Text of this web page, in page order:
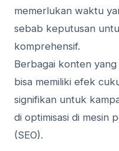
memerlukan waktu
sebab keputusan
komprehensif.
Berbagai konten
bisa memiliki efek
signifikan untuk
di optimisasi di mesin
(SEO).